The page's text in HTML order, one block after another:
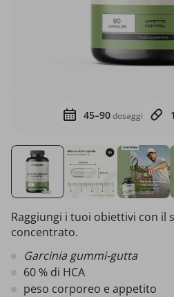
45–90dosaggi
Raggiungi i tuoi obiettivi con
concentrato.
Garcinia gummi-gutta
60 % di HCA
peso corporeo e appetito